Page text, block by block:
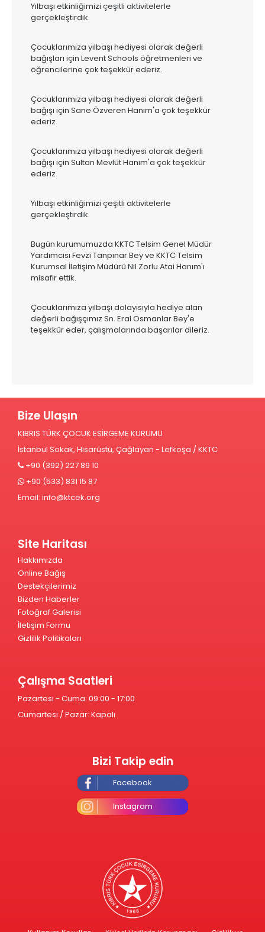
Yılbaşı etkinliğimizi çeşitli aktivitelerle
gerçekleştirdik.
Çocuklarımıza yılbaşı hediyesi olarak değerli
bağışları için Levent Schools öğretmenleri ve
öğrencilerine çok teşekkür ederiz.
Çocuklarımıza yılbaşı hediyesi olarak değerli
bağışı için Sane Özveren Hanım'a çok teşekkür
ederiz.
Çocuklarımıza yılbaşı hediyesi olarak değerli
bağışı için Sultan Mevlüt Hanım'a çok teşekkür
ederiz.
Yılbaşı etkinliğimizi çeşitli aktivitelerle
gerçekleştirdik.
Bugün kurumumuzda KKTC Telsim Genel Müdür
Yardımcısı Fevzi Tanpınar Bey ve KKTC Telsim
Kurumsal İletişim Müdürü Nil Zorlu Atai Hanım'ı
misafir ettik.
Çocuklarımıza yılbaşı dolayısıyla hediye alan
değerli bağışçımız Sn. Eral Osmanlar Bey'e
teşekkür eder, çalışmalarında başarılar dileriz.
Bize Ulaşın
KIBRIS TÜRK ÇOCUK ESİRGEME KURUMU
İstanbul Sokak, Hisarüstü, Çağlayan - Lefkoşa / KKTC
+90 (392) 227 89 10
+90 (533) 831 15 87
Email: info@ktcek.org
Site Haritası
Hakkımızda
Online Bağış
Destekçilerimiz
Bizden Haberler
Fotoğraf Galerisi
İletişim Formu
Gizlilik Politikaları
Çalışma Saatleri
Pazartesi - Cuma: 09:00 - 17:00
Cumartesi / Pazar: Kapalı
Bizi Takip edin
Facebook
Instagram